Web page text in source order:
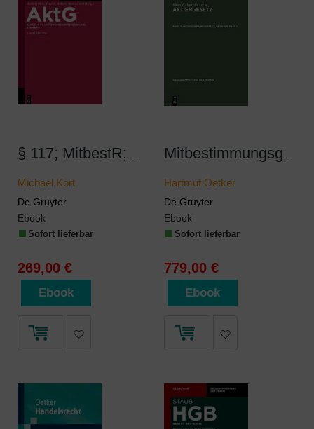
Michael Kort
De Gruyter
Ebook
Sofort lieferbar
269,00 €
Ebook
Hartmut Oetker
De Gruyter
Ebook
Sofort lieferbar
779,00 €
Ebook